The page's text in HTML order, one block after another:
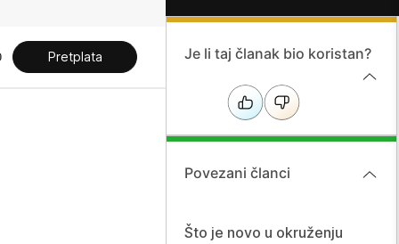
Pretplata Je li taj članak bio koristan?
Povezani članci
Što je novo u okruženju